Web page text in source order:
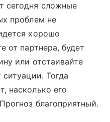
сегодня сложные
проблем не
хорошо
от партнера, будет
или отстаивайте
Тогда
насколько его
благоприятный.